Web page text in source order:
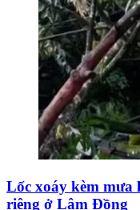
Lốc xoáy kèm mưa
riêng ở Lâm Đồng